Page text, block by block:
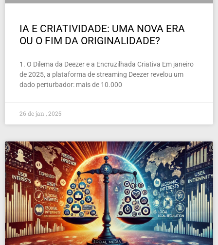
IA E CRIATIVIDADE: UMA NOVA ERA
OU O FIM DA ORIGINALIDADE?
1. O Dilema da Deezer e a Encruzilhada Criativa Em janeiro
de 2025, a plataforma de streaming Deezer revelou um
dado perturbador: mais de 10.000
26 de jan , 2025